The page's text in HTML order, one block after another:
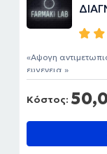
Κόστος:
Αψογη
ευγενεια.